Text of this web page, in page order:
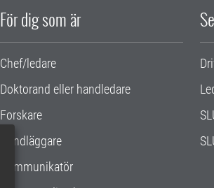
För dig som är
Chef/ledare
Doktorand eller handledare
Forskare
Handläggare
Kommunikatör